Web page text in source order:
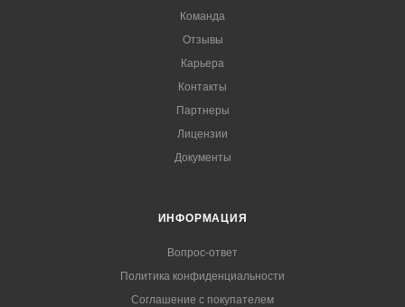
Команда
Отзывы
Карьера
Контакты
Партнеры
Лицензии
Документы
ИНФОРМАЦИЯ
Вопрос-ответ
Политика конфиденциальности
Соглашение с покупателем